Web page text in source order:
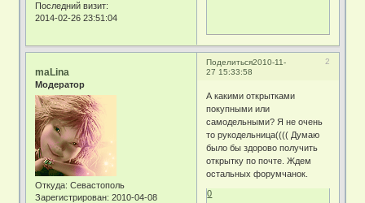
Последний визит:
2014-02-26 23:51:04
Поделиться 2
2010-11-
27 15:33:58
maLina
Модератор
Откуда: Севастополь
Зарегистрирован: 2010-04-08
А какими открытками
покупными или
самодельными? Я не очень
то рукодельница(((( Думаю
было бы здорово получить
открытку по почте. Ждем
остальных форумчанок.
0